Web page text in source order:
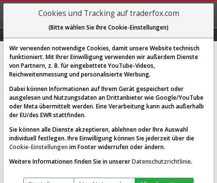
REGIS-
TRIEREN
Steven Madden Aktie: Realtime-
Kurs & Analyse (898166 | SHOO)
SCORING SYSTEMS:
Qualitäts-Check Dividenden-Check
Wachstums-Check
Robustheits-Check
Qualitäts-Check:Ist die Aktie zum Investieren
Infos zum Score
Cookies und Tracking auf traderfox.com
(Bitte wählen Sie Ihre Cookie-Einstellungen)
Wir verwenden notwendige Cookies, damit unsere Website technisch
funktioniert. Mit Ihrer Einwilligung verwenden wir außerdem Dienste
von Partnern, z. B. für eingebettete YouTube-Videos,
Reichweitenmessung und personalisierte Werbung.
Dabei können Informationen auf Ihrem Gerät gespeichert oder
ausgelesen und Nutzungsdaten an Drittanbieter wie Google/YouTube
oder Meta übermittelt werden. Eine Verarbeitung kann auch außerhalb
der EU/des EWR stattfinden.
Sie können alle Dienste akzeptieren, ablehnen oder Ihre Auswahl
individuell festlegen. Ihre Einwilligung können Sie jederzeit über die
Cookie-Einstellungen im Footer widerrufen oder ändern.
Weitere Informationen finden Sie in unsererDatenschutzrichtlinie.